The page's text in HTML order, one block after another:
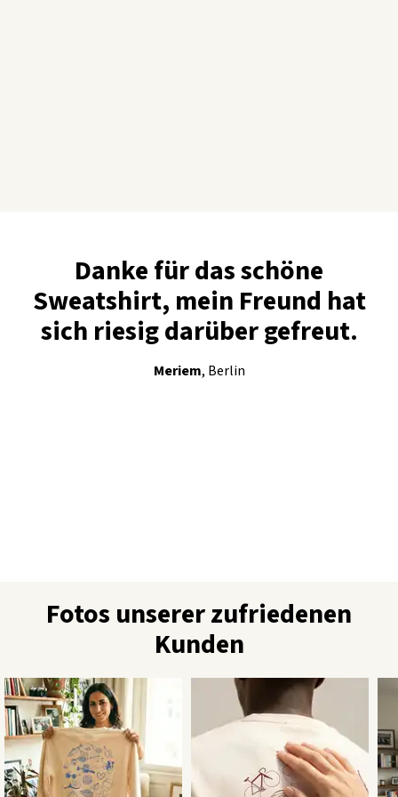
Danke für das schöne
Sweatshirt, mein Freund hat
sich riesig darüber gefreut.
Meriem, Berlin
Fotos unserer zufriedenen
Kunden